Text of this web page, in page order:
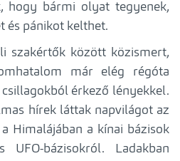
hogy bármi olyat tegyenek,
és pánikot kelthet.
szakértők között közismert,
már elég régóta
érkező lényekkel.
hírek láttak napvilágot az
Himalájában a kínai bázisok
bázisokról. Ladakban